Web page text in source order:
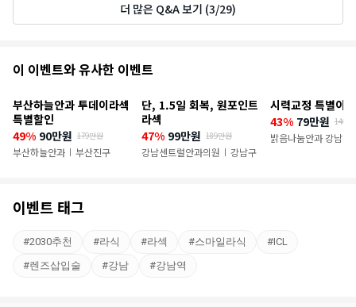
더 많은 Q&A 보기 (3/29)
추
이
벤
이 이벤트와 유사한 이벤트
부산하늘안과 투데이라섹
특별할인
49% 90만원 179만원
부산하늘안과 | 부산진구
단, 1.5일 회복, 원포인트
라섹
47% 99만원 189만원
강남센트럴안과의원 | 강남구
시력교정 특별이
43% 79만원 140만
밝음나눔안과 강남점
이벤트 태그
#2030추천 #라식 #라섹 #스마일라식 #ICL
#렌즈삽입술 #강남 #강남역